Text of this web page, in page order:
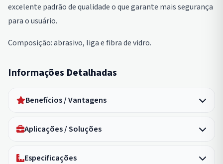
excelente padrão de qualidade o que garante mais segurança
para o usuário.
Composição: abrasivo, liga e fibra de vidro.
Informações Detalhadas
Benefícios / Vantagens
Aplicações / Soluções
Especificações